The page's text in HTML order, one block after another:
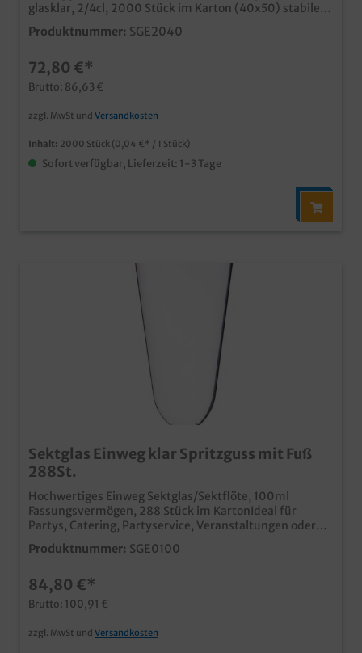
glasklar, 2/4cl, 2000 Stück im Karton (40x50) stabile
Einweggläser für den Ausschank, auf Messen, im
Catering, etc. 2 Eichstriche bei 2cl und 4cl bruchfestes
bedruckbar Hochwertiges und praktisches Einweg
Schnapsglas, "Doppelter" , Ideal für Catering,
Partyservice, Veranstaltungen oder Empfänge, Optimal
auch für Diskotheken (Shots, usw.), Hochwertiger
Spritzguss, 4cl ml Fassungsvermögen, 2CL Eichstrich
zusätzlich
Produktnummer: SGE2040
72,80 €*
Brutto: 86,63 €
zzgl. MwSt und Versandkosten
Inhalt: 2000 Stück (0,04 €* / 1 Stück)
Sofort verfügbar, Lieferzeit: 1-3 Tage
Sektglas Einweg klar Spritzguss mit Fuß
288St.
Hochwertiges Einweg Sektglas/Sektflöte, 100ml
Fassungsvermögen, 288 Stück im KartonIdeal für
Partys, Catering, Partyservice, Veranstaltungen oder
Empfänge,Hochwertiger und bruchfester Spritzguss2-
geteilte Ausführung mit Steckfuß
Produktnummer: SGE0100
84,80 €*
Brutto: 100,91 €
zzgl. MwSt und Versandkosten